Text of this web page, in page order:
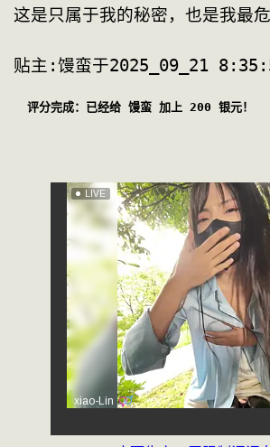
贴主:馒蛮于2025_09_21
评分完成：已经给 馒蛮 加上 200 银元！